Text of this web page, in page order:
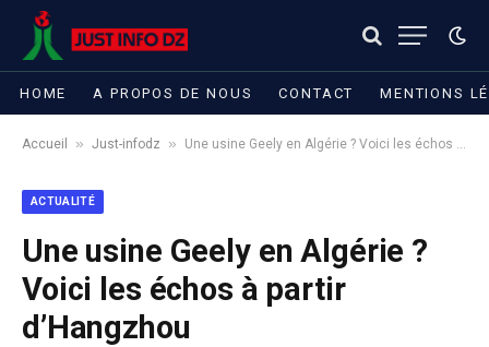
HOME A PROPOS DE NOUS CONTACT MENTIONS
Accueil » Just-infodz » Une usine Geely en Algérie ? Voici les échos à partir d’Hangzhou
ACTUALITÉ
Une usine Geely en Algérie ?
Voici les échos à partir
d’Hangzhou